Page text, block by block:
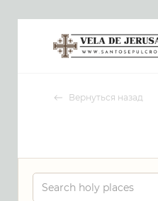
Вернуться назад